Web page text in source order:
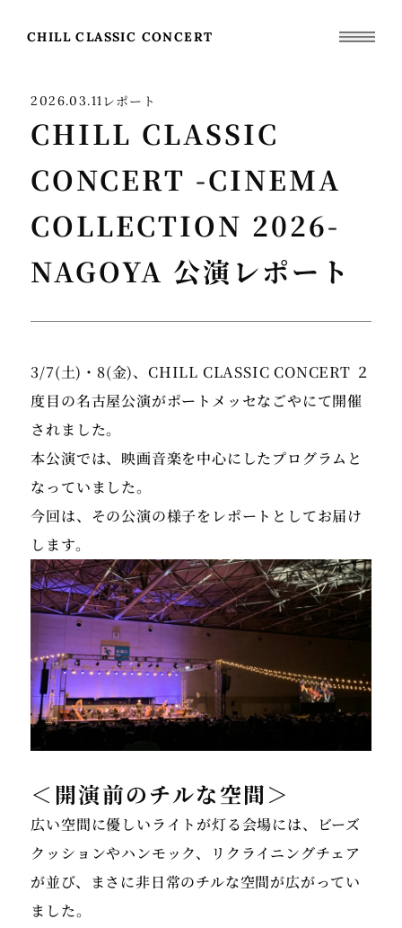
CHILL CLASSIC CONCERT
2026.03.11レポート
CHILL CLASSIC
CONCERT -CINEMA
COLLECTION 2026-
NAGOYA 公演レポート
3/7(土)・8(金)、CHILL CLASSIC CONCERT ２
度目の名古屋公演がポートメッセなごやにて開催
されました。
本公演では、映画音楽を中心にしたプログラムと
なっていました。
今回は、その公演の様子をレポートとしてお届け
します。
＜開演前のチルな空間＞
広い空間に優しいライトが灯る会場には、ビーズ
クッションやハンモック、リクライニングチェア
が並び、まさに非日常のチルな空間が広がってい
ました。